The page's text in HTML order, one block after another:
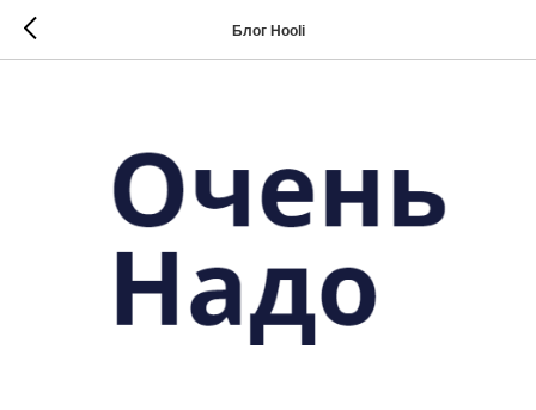
Блог Hooli